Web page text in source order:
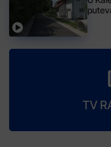
TV